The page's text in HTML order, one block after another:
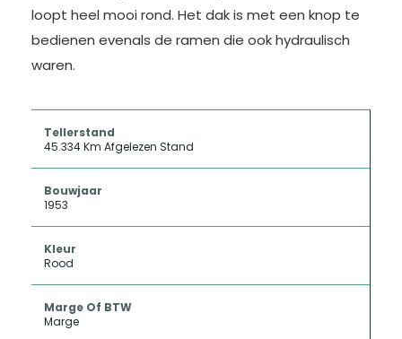
loopt heel mooi rond. Het dak is met een knop te
bedienen evenals de ramen die ook hydraulisch
waren.
Tellerstand
45.334 Km Afgelezen Stand
Bouwjaar
1953
Kleur
Rood
Marge Of BTW
Marge